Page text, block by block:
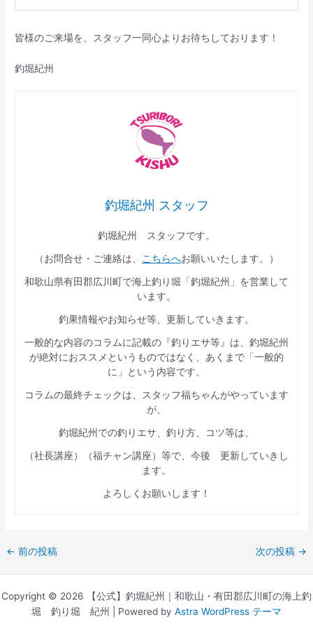
皆様のご来場を、スタッフ一同心よりお待ちしております！
釣堀紀州
釣堀紀州 スタッフ
釣堀紀州 スタッフです。
（お問合せ・ご連絡は、 こちらへお願いいたします。）
和歌山県有田郡広川町で海上釣り堀「釣堀紀州」を営業して
います。
釣果情報やお知らせ等、更新していきます。
一般的な内容のコラムに記載の『釣りエサ等』は、釣堀紀州
が絶対におススメというものではなく、あくまで「一般的
に」という内容です。
コラムの最終チェックは、スタッフ福ちゃんがやっています
が、
釣堀紀州での釣りエサ、釣り方、コツ等は、
（社長講座）（福チャン講座）等で、今後 更新していきし
ます。
よろしくお願いします！
← 前の投稿 次の投稿 →
Copyright © 2026 【公式】釣堀紀州｜和歌山・有田郡広川町の海上釣
堀 釣り堀 紀州 | Powered by Astra WordPress テーマ